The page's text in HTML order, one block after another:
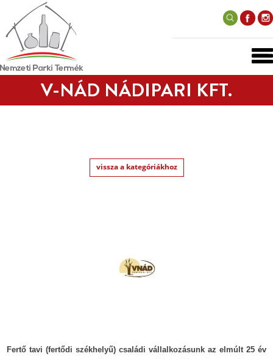
V-NÁD NÁDIPARI KFT.
vissza a kategóriákhoz
Fertő tavi (fertődi székhelyű) családi vállalkozásunk az elmúlt 25 év